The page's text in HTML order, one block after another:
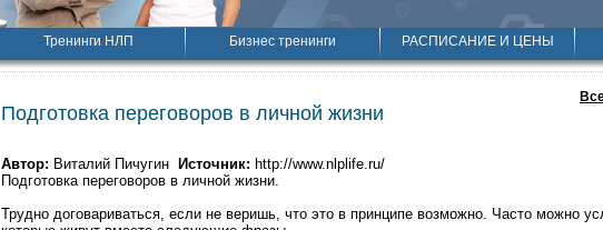
Тренинги НЛП Бизнес тренинги РАСПИСАНИЕ И ЦЕНЫ
Подготовка переговоров в личной жизни
Автор: Виталий Пичугин Источник: http://www.nlplife.ru/
Подготовка переговоров в личной жизни.
Трудно договариваться, если не веришь, что это в принципе возможно. Часто можно